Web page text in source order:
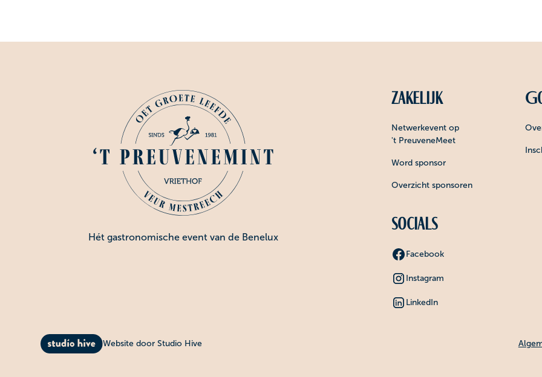
Hét gastronomische event van de Benelux
Zakelijk
Netwerkevent op
't PreuveneMeet
Word sponsor
Overzicht sponsoren
Socials
Facebook
Instagram
LinkedIn
Website door Studio Hive